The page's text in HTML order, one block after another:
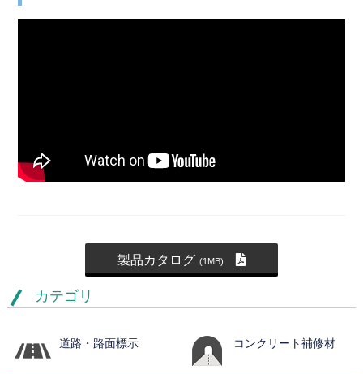
カテゴリ
道路・路面標示 コンクリート補修材
製品カタログ (1MB)